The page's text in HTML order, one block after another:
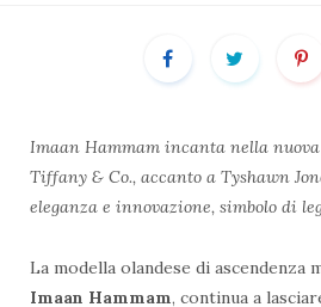
Imaan Hammam incanta nella
Tiffany & Co., accanto a Tyshawn
eleganza e innovazione, simbolo di
La modella olandese di ascendenza
Imaan Hammam, continua a